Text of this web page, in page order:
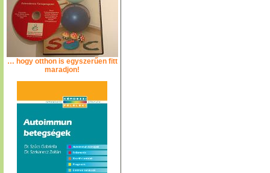
… hogy otthon is egyszerűen fitt
maradjon!